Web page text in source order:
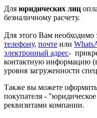
Для юридических лиц
безналичному расчету.
Для этого Вам необходимо
телефону, почте или
электронный адрес-
контактную информацию
уровня загруженности
Также вы можете оформить
покупателя -
реквизитами компании.